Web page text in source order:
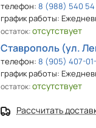
телефон:8 (988) 540 54
график работы:
остаток:отсутствует
Ставрополь (ул.
телефон:8 (905) 407-
график работы:
остаток:отсутствует
Рассчитать